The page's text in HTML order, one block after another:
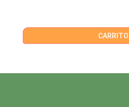
CARRITO